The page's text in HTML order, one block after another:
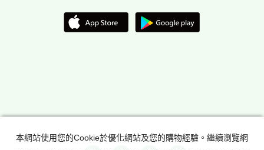
本網站使用您的Cookie於優化網站及您的購物經驗。繼續瀏覽網